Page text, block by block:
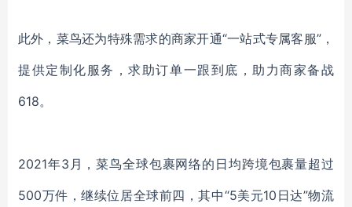
此外，菜鸟还为特殊需求的商家开通“一站式专属客服”，
提供定制化服务，求助订单一跟到底，助力商家备战
618。
2021年3月，菜鸟全球包裹网络的日均跨境包裹量超过
500万件 ，继续位居全球前四，其中“5美元10日达”物流